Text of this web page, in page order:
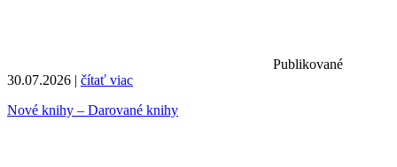
Publikované
30.07.2026 | čítať viac
Nové knihy – Darované knihy